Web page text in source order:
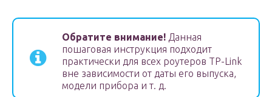
Обратите внимание! Данная
пошаговая инструкция подходит
практически для всех роутеров TP-Link
вне зависимости от даты его выпуска,
модели прибора и т. д.